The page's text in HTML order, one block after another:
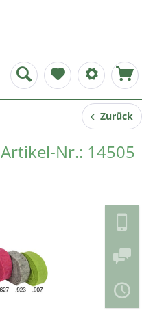
Zurück
Artikel-Nr.: 14505